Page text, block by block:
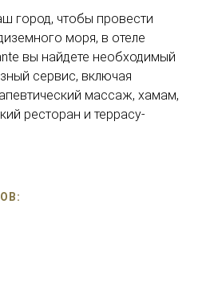
город, чтобы провести
моря, в отеле
вы найдете необходимый
сервис, включая
массаж, хамам,
ресторан и террасу-